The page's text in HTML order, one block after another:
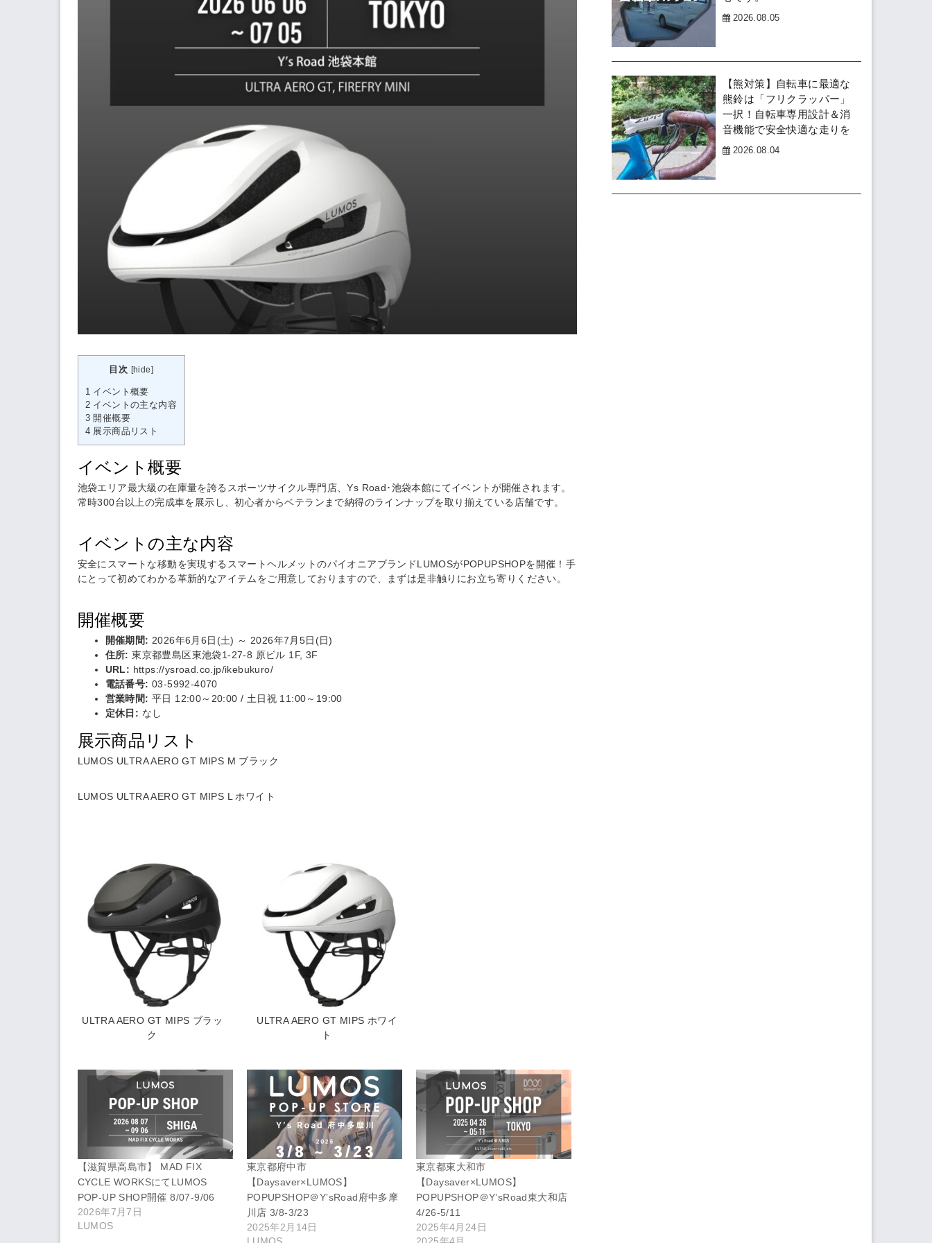
目次 [hide]
1 イベント概要
2 イベントの主な内容
3 開催概要
4 展示商品リスト
イベント概要
池袋エリア最大級の在庫量を誇るスポーツサイクル専門店、Ys Road･池袋本館にてイベントが開催されます。
常時300台以上の完成車を展示し、初心者からベテランまで納得のラインナップを取り揃えている店舗です。
イベントの主な内容
安全にスマートな移動を実現するスマートヘルメットのパイオニアブランドLUMOSがPOPUPSHOPを開催！手
にとって初めてわかる革新的なアイテムをご用意しておりますので、まずは是非触りにお立ち寄りください。
開催概要
開催期間: 2026年6月6日(土) ～ 2026年7月5日(日)
住所: 東京都豊島区東池袋1-27-8 原ビル 1F, 3F
URL: https://ysroad.co.jp/ikebukuro/
電話番号: 03-5992-4070
営業時間: 平日 12:00～20:00 / 土日祝 11:00～19:00
定休日: なし
展示商品リスト
LUMOS ULTRA AERO GT MIPS M ブラック
LUMOS ULTRA AERO GT MIPS L ホワイト
ULTRA AERO GT MIPS ブラッ
ク
ULTRA AERO GT MIPS ホワイ
ト
【滋賀県高島市】 MAD FIX
CYCLE WORKSにてLUMOS
POP-UP SHOP開催 8/07-9/06
2026年7月7日
LUMOS
東京都府中市
【Daysaver×LUMOS】
POPUPSHOP＠Y’sRoad府中多摩
川店 3/8-3/23
2025年2月14日
LUMOS
東京都東大和市
【Daysaver×LUMOS】
POPUPSHOP＠Y’sRoad東大和店
4/26-5/11
2025年4月24日
2025年4月
2026.08.05
【熊対策】自転車に最適な
熊鈴は「フリクラッパー」
一択！自転車専用設計＆消
音機能で安全快適な走りを
2026.08.04